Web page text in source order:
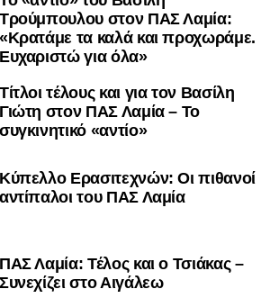
Τρούμπουλου στον ΠΑΣ Λαμία:
«Κρατάμε τα καλά και προχωράμε.
Ευχαριστώ για όλα»
Τίτλοι τέλους και για τον Βασίλη
Γιώτη στον ΠΑΣ Λαμία – Το
συγκινητικό «αντίο»
Κύπελλο Ερασιτεχνών: Οι πιθανοί
αντίπαλοι του ΠΑΣ Λαμία
ΠΑΣ Λαμία: Τέλος και ο Τσιάκας –
Συνεχίζει στο Αιγάλεω